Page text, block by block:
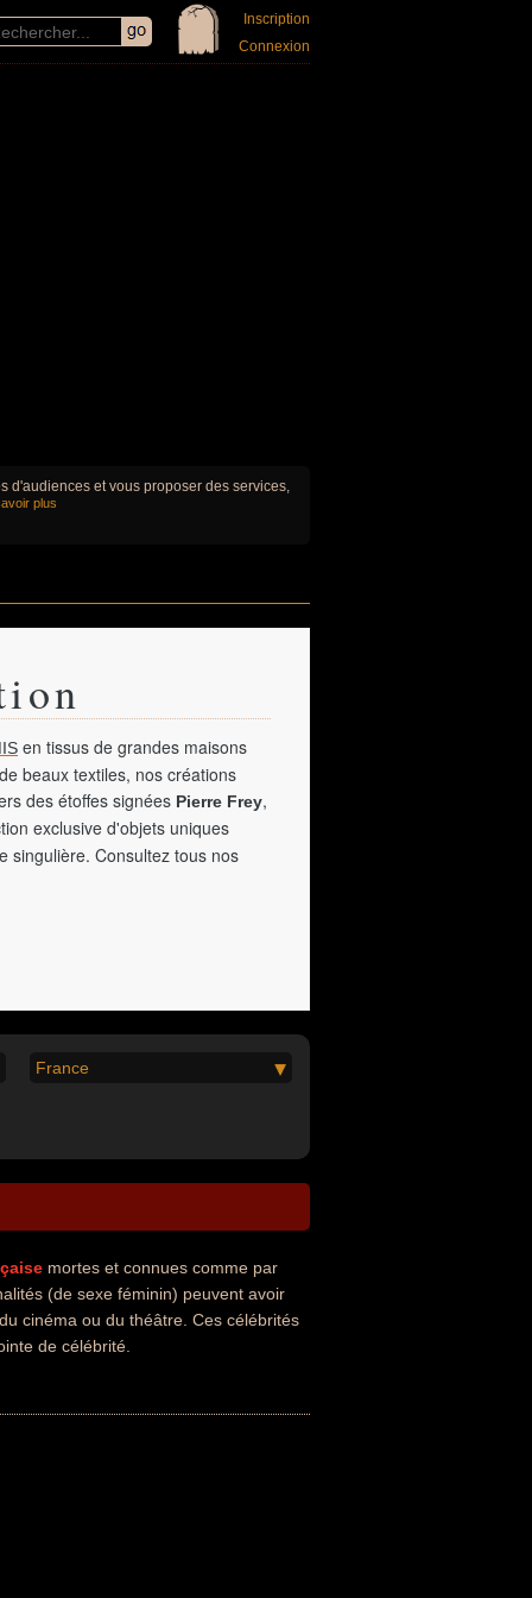
Inscription
Connexion
d'audiences et vous proposer des services,
plus
en tissus de grandes maisons
beaux textiles, nos créations
des étoffes signées Pierre Frey,
exclusive d'objets uniques
singulière. Consultez tous nos
France
mortes et connues comme par
(de sexe féminin) peuvent avoir
cinéma ou du théâtre. Ces célébrités
de célébrité.